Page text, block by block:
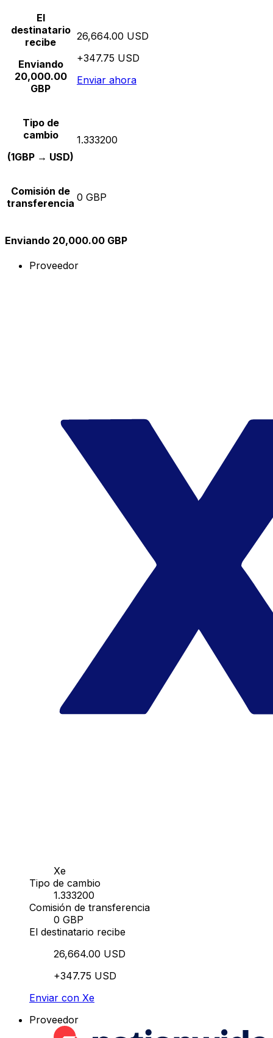
El
destinatario
recibe
Enviando
20,000.00
GBP
26,664.00 USD
+347.75 USD
Enviar ahora
Tipo de
cambio
(1GBP → USD)
1.333200
Comisión de
transferencia 0 GBP
Enviando 20,000.00 GBP
Proveedor
Xe
Tipo de cambio
1.333200
Comisión de transferencia
0 GBP
El destinatario recibe
26,664.00 USD
+347.75 USD
Enviar con Xe
Proveedor